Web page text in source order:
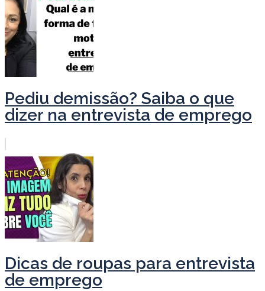
Pediu demissão? Saiba o que
dizer na entrevista de emprego
Dicas de roupas para entrevista
de emprego